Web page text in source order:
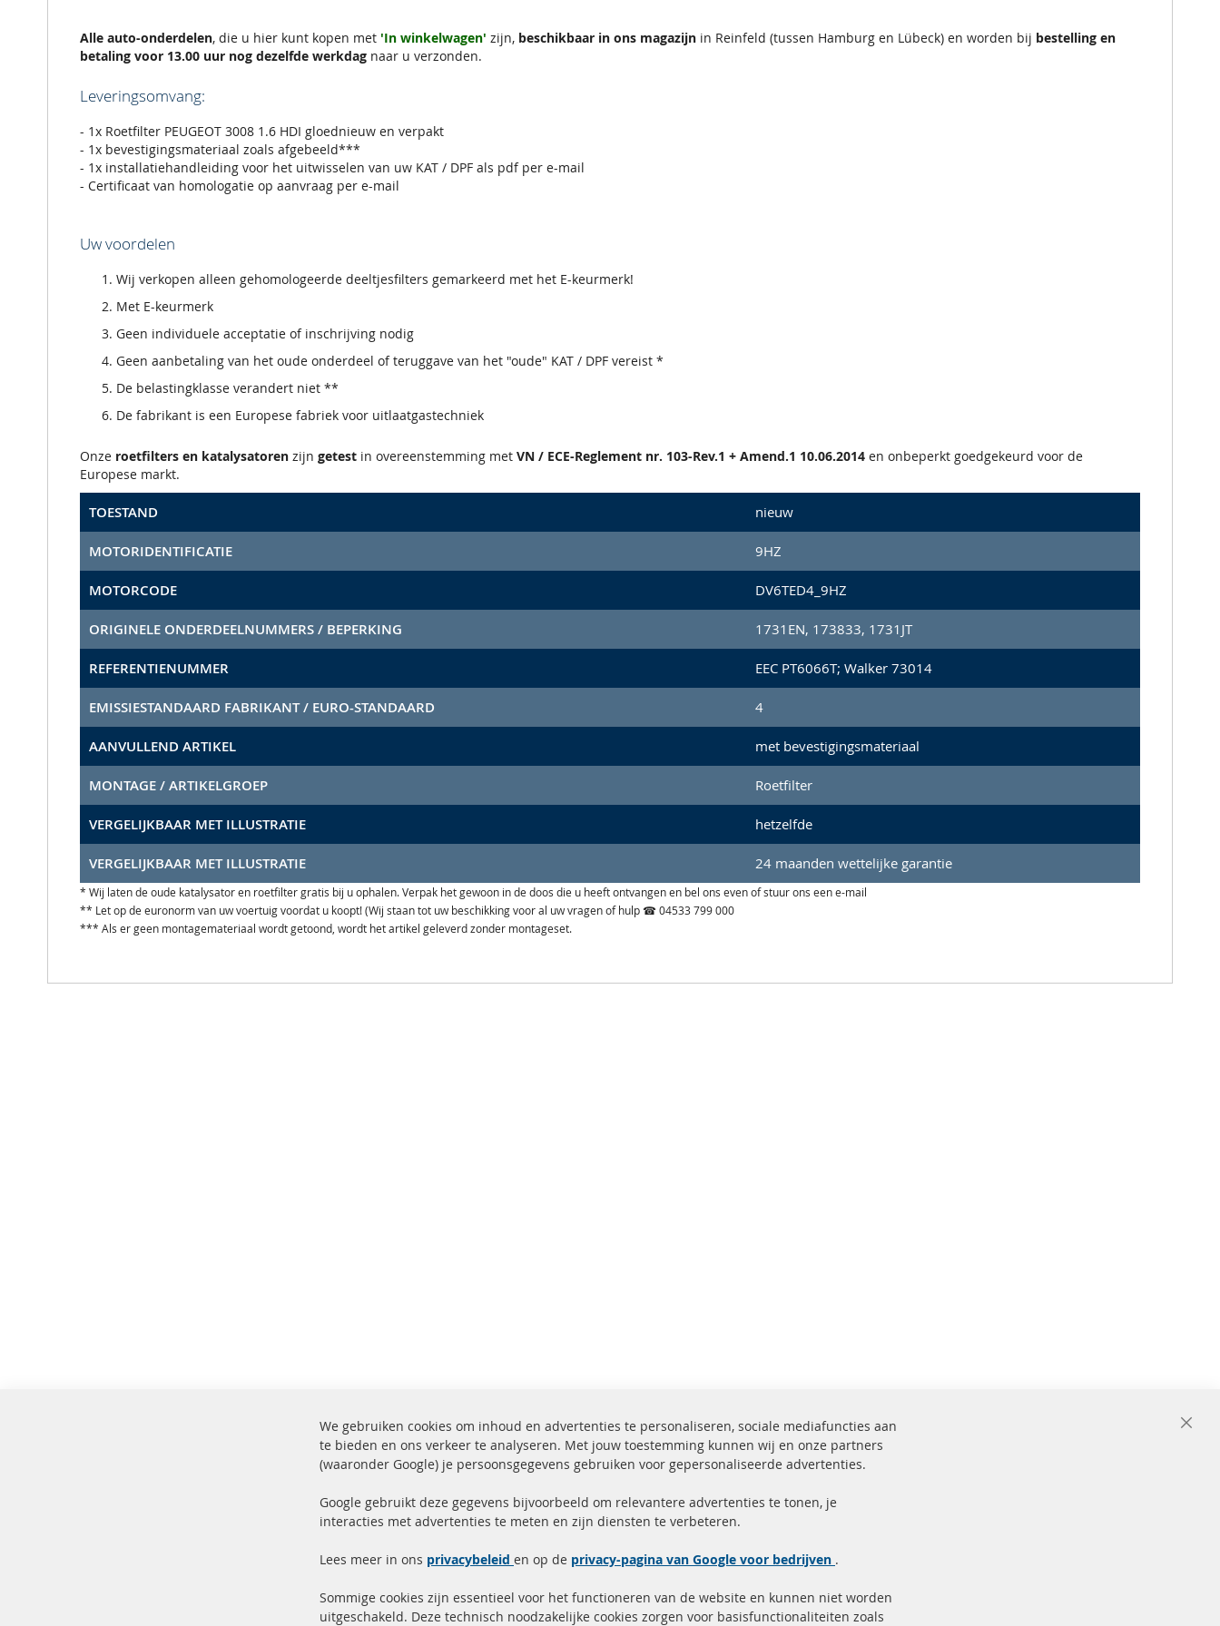
gallerijAlle auto-onderdelen, die u hier kunt kopen met 'In winkelwagen' zijn, beschikbaar in ons magazijn in Reinfeld (tussen Hamburg en Lübeck) en worden bij bestelling en
betaling voor 13.00 uur nog dezelfde werkdag naar u verzonden.
Leveringsomvang:
- 1x Roetfilter PEUGEOT 3008 1.6 HDI gloednieuw en verpakt
- 1x bevestigingsmateriaal zoals afgebeeld***
- 1x installatiehandleiding voor het uitwisselen van uw KAT / DPF als pdf per e-mail
- Certificaat van homologatie op aanvraag per e-mail
Uw voordelen
Wij verkopen alleen gehomologeerde deeltjesfilters gemarkeerd met het E-keurmerk!
Met E-keurmerk
Geen individuele acceptatie of inschrijving nodig
Geen aanbetaling van het oude onderdeel of teruggave van het "oude" KAT / DPF vereist *
De belastingklasse verandert niet **
De fabrikant is een Europese fabriek voor uitlaatgastechniek
Onze roetfilters en katalysatoren zijn getest in overeenstemming met VN / ECE-Reglement nr. 103-Rev.1 + Amend.1 10.06.2014 en onbeperkt goedgekeurd voor de
Europese markt.
TOESTAND nieuw
MOTORIDENTIFICATIE 9HZ
MOTORCODE DV6TED4_9HZ
ORIGINELE ONDERDEELNUMMERS / BEPERKING 1731EN, 173833, 1731JT
REFERENTIENUMMER EEC PT6066T; Walker 73014
EMISSIESTANDAARD FABRIKANT / EURO-STANDAARD 4
AANVULLEND ARTIKEL met bevestigingsmateriaal
MONTAGE / ARTIKELGROEP Roetfilter
VERGELIJKBAAR MET ILLUSTRATIE hetzelfde
VERGELIJKBAAR MET ILLUSTRATIE 24 maanden wettelijke garantie
* Wij laten de oude katalysator en roetfilter gratis bij u ophalen. Verpak het gewoon in de doos die u heeft ontvangen en bel ons even of stuur ons een e-mail
** Let op de euronorm van uw voertuig voordat u koopt! (Wij staan tot uw beschikking voor al uw vragen of hulp ☎ 04533 799 000
*** Als er geen montagemateriaal wordt getoond, wordt het artikel geleverd zonder montageset.
Producten in voorraad
gehomologeerd met e-markering
Snelle links
Roetfilter reiniging
Kundenservice
Betaalmethoden
AGB
Close
We gebruiken cookies om inhoud en advertenties te personaliseren, sociale mediafuncties aan
te bieden en ons verkeer te analyseren. Met jouw toestemming kunnen wij en onze partners
(waaronder Google) je persoonsgegevens gebruiken voor gepersonaliseerde advertenties.
Google gebruikt deze gegevens bijvoorbeeld om relevantere advertenties te tonen, je
interacties met advertenties te meten en zijn diensten te verbeteren.
Lees meer in ons privacybeleid en op de privacy-pagina van Google voor bedrijven .
Sommige cookies zijn essentieel voor het functioneren van de website en kunnen niet worden
uitgeschakeld. Deze technisch noodzakelijke cookies zorgen voor basisfunctionaliteiten zoals